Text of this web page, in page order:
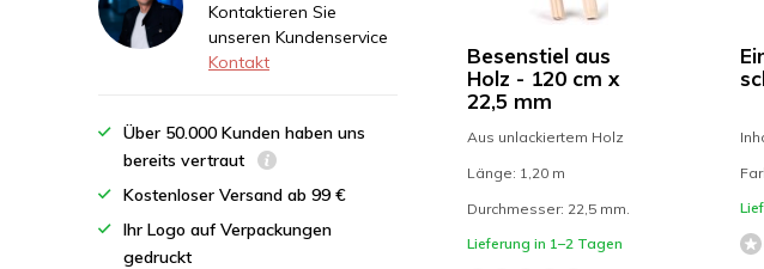
Besenstiel aus
Holz - 120 cm x
22,5 mm
Aus unlackiertem Holz
Länge: 1,20 m
Durchmesser: 22,5 mm.
Lieferung in 1–2 Tagen
Kontaktieren Sie
unseren Kundenservice
Kontakt
Über 50.000 Kunden haben uns
bereits vertraut
Kostenloser Versand ab 99 €
Ihr Logo auf Verpackungen
gedruckt